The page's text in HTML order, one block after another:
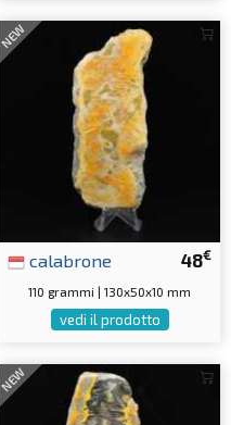
NEW
48€
calabrone
110 grammi | 130x50x10 mm
vedi il prodotto
NEW